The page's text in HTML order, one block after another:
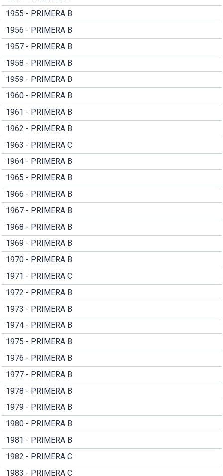
1955 - PRIMERA B
1956 - PRIMERA B
1957 - PRIMERA B
1958 - PRIMERA B
1959 - PRIMERA B
1960 - PRIMERA B
1961 - PRIMERA B
1962 - PRIMERA B
1963 - PRIMERA C
1964 - PRIMERA B
1965 - PRIMERA B
1966 - PRIMERA B
1967 - PRIMERA B
1968 - PRIMERA B
1969 - PRIMERA B
1970 - PRIMERA B
1971 - PRIMERA C
1972 - PRIMERA B
1973 - PRIMERA B
1974 - PRIMERA B
1975 - PRIMERA B
1976 - PRIMERA B
1977 - PRIMERA B
1978 - PRIMERA B
1979 - PRIMERA B
1980 - PRIMERA B
1981 - PRIMERA B
1982 - PRIMERA C
1983 - PRIMERA C